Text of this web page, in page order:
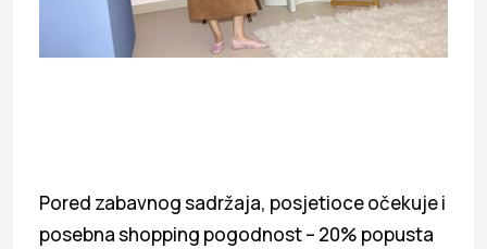
Pored zabavnog sadržaja, posjetioce očekuje i
posebna shopping pogodnost – 20% popusta